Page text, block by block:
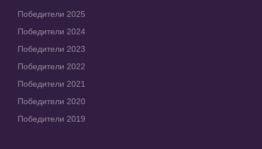
Победители 2025
Победители 2024
Победители 2023
Победители 2022
Победители 2021
Победители 2020
Победители 2019